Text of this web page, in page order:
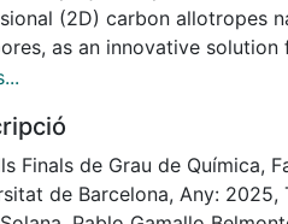
(2D) carbon allotropes
as an innovative solution
in biogas. This is achieved
sites with different halogens
is assessed through
Functional Theory (DFT),
Finals de Grau de Química,
de Barcelona, Any: 2025,